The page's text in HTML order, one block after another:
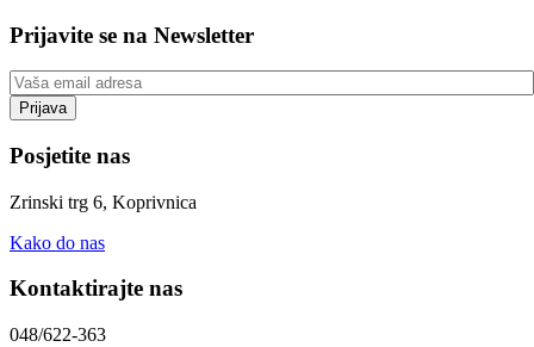
Prijavite se na Newsletter
Posjetite nas
Zrinski trg 6, Koprivnica
Kako do nas
Kontaktirajte nas
048/622-363